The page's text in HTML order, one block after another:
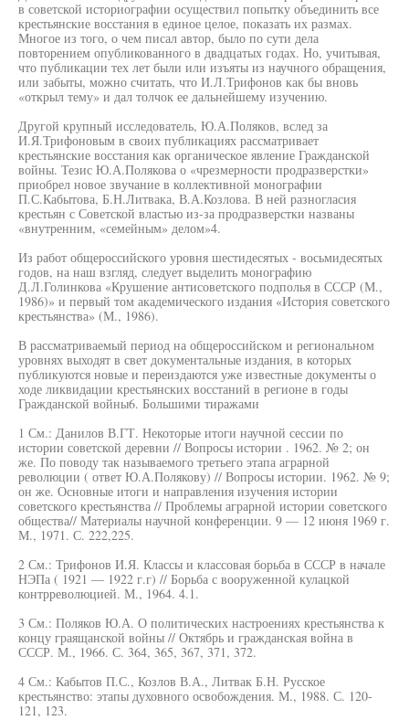
в советской историографии осуществил попытку объединить все
крестьянские восстания в единое целое, показать их размах.
Многое из того, о чем писал автор, было по сути дела
повторением опубликованного в двадцатых годах. Но, учитывая,
что публикации тех лет были или изъяты из научного обращения,
или забыты, можно считать, что И.Л.Трифонов как бы вновь
«открыл тему» и дал толчок ее дальнейшему изучению.
Другой крупный исследователь, Ю.А.Поляков, вслед за
И.Я.Трифоновым в своих публикациях рассматривает
крестьянские восстания как органическое явление Гражданской
войны. Тезис Ю.А.Полякова о «чрезмерности продразверстки»
приобрел новое звучание в коллективной монографии
П.С.Кабытова, Б.Н.Литвака, В.А.Козлова. В ней разногласия
крестьян с Советской властью из-за продразверстки названы
«внутренним, «семейным» делом»4.
Из работ общероссийского уровня шестидесятых - восьмидесятых
годов, на наш взгляд, следует выделить монографию
Д.Л.Голинкова «Крушение антисоветского подполья в СССР (М.,
1986)» и первый том академического издания «История советского
крестьянства» (М., 1986).
В рассматриваемый период на общероссийском и региональном
уровнях выходят в свет документальные издания, в которых
публикуются новые и переиздаются уже известные документы о
ходе ликвидации крестьянских восстаний в регионе в годы
Гражданской войны6. Большими тиражами
1 См.: Данилов В.ГТ. Некоторые итоги научной сессии по
истории советской деревни // Вопросы истории . 1962. № 2; он
же. По поводу так называемого третьего этапа аграрной
революции ( ответ Ю.А.Полякову) // Вопросы истории. 1962. № 9;
он же. Основные итоги и направления изучения истории
советского крестьянства // Проблемы аграрной истории советского
общества// Материалы научной конференции. 9 — 12 июня 1969 г.
М., 1971. С. 222,225.
2 См.: Трифонов И.Я. Классы и классовая борьба в СССР в начале
НЭПа ( 1921 — 1922 г.г) // Борьба с вооруженной кулацкой
контрреволюцией. М., 1964. 4.1.
3 См.: Поляков Ю.А. О политических настроениях крестьянства к
концу граящанской войны // Октябрь и гражданская война в
СССР. М., 1966. С. 364, 365, 367, 371, 372.
4 См.: Кабытов П.С., Козлов В.А., Литвак Б.Н. Русское
крестьянство: этапы духовного освобождения. М., 1988. С. 120-
121, 123.